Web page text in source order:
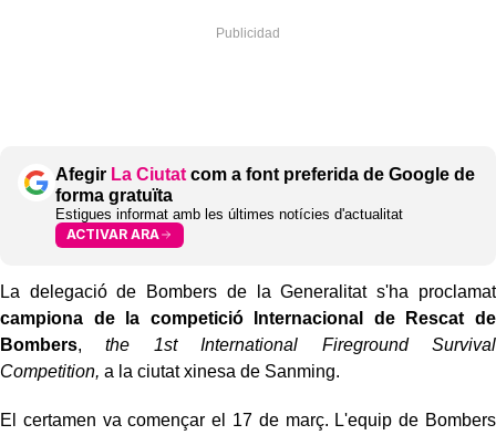
Afegir La Ciutat com a font preferida de Google de
forma gratuïta
Estigues informat amb les últimes notícies d'actualitat
ACTIVAR ARA
La delegació de Bombers de la Generalitat s'ha proclamat
campiona de la competició Internacional de Rescat de
Bombers,the 1st International Fireground Survival
Competition, a la ciutat xinesa de Sanming.
El certamen va començar el 17 de març. L'equip de Bombers